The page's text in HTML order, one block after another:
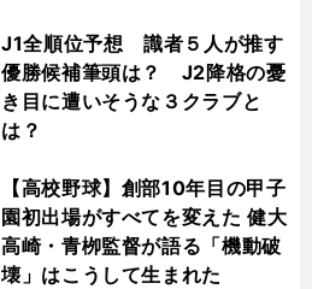
J1全順位予想 識者５人が推す
優勝候補筆頭は？ J2降格の憂
き目に遭いそうな３クラブと
は？
【高校野球】創部10年目の甲子
園初出場がすべてを変えた 健大
高崎・青栁監督が語る「機動破
壊」はこうして生まれた